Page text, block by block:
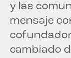
y las
mensaje
cambiado